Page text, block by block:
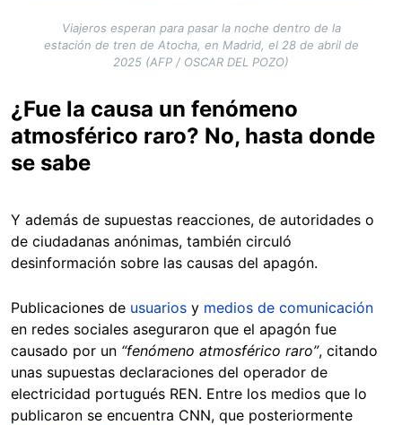
Viajeros esperan para pasar la noche dentro de la
estación de tren de Atocha, en Madrid, el 28 de abril de
2025 (AFP / OSCAR DEL POZO)
¿Fue la causa un fenómeno
atmosférico raro? No, hasta donde
se sabe
Y además de supuestas reacciones, de autoridades o
de ciudadanas anónimas, también circuló
desinformación sobre las causas del apagón.
Publicaciones de usuarios y medios de comunicación
en redes sociales aseguraron que el apagón fue
causado por un “fenómeno atmosférico raro”, citando
unas supuestas declaraciones del operador de
electricidad portugués REN. Entre los medios que lo
publicaron se encuentra CNN, que posteriormente